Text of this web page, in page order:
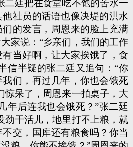
二廷把在食堂吃不饱的苦水一
社员的话语也像决堤的洪水
的发言，周恩来的脸上充满
家说：“乡亲们，我们的工作
当好啊，让大家挨饿了，食
信半疑的张二廷又追句：“你
们，再过几年，你也会饿死
惊呆了，周恩来一拍桌子，大
年后连我也会饿死？”张二廷
劲干活儿，地里打不上粮，就
交，国库还有粮食吗？你当